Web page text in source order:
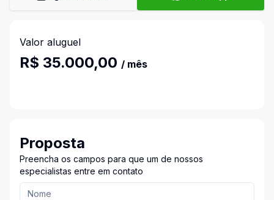
Valor aluguel
R$ 35.000,00 / mês
Proposta
Preencha os campos para que um de nossos
especialistas entre em contato